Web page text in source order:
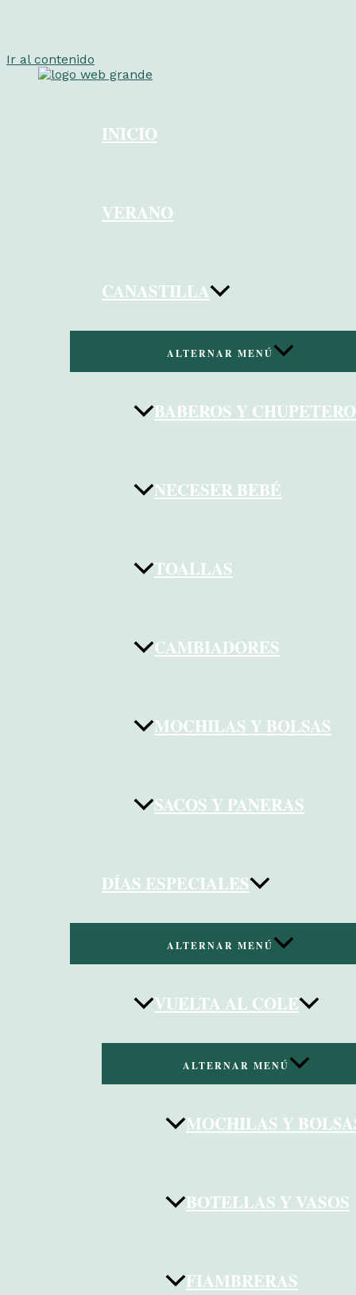
Ir al contenido
INICIO
VERANO
CANASTILLA
ALTERNAR MENÚ
BABEROS Y
NECESER BEBÉ
TOALLAS
CAMBIADORES
MOCHILAS Y BOLSAS
SACOS Y PANERAS
DÍAS ESPECIALES
ALTERNAR MENÚ
VUELTA AL COLE
ALTERNAR MENÚ
MOCHILAS Y
BOTELLAS Y VASOS
FIAMBRERAS